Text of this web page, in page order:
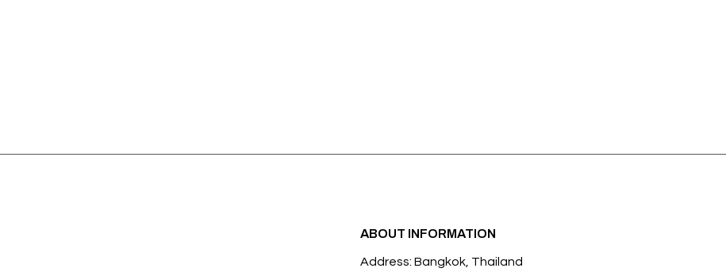
ABOUT INFORMATION
Address: Bangkok, Thailand